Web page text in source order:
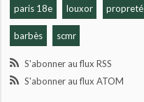
paris 18e louxor propreté
barbès scmr
S'abonner au flux RSS
S'abonner au flux ATOM